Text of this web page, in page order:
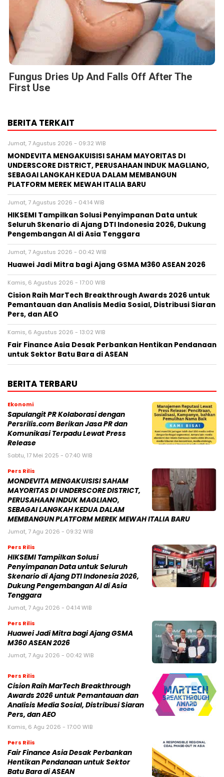
Fungus Dries Up And Falls Off After The
First Use
BERITA TERKAIT
Jumat, 7 Agustus 2026 - 09:32 WIB
MONDEVITA MENGAKUISISI SAHAM MAYORITAS DI
UNDERSCORE DISTRICT, PERUSAHAAN INDUK MAGLIANO,
SEBAGAI LANGKAH KEDUA DALAM MEMBANGUN
PLATFORM MEREK MEWAH ITALIA BARU
Jumat, 7 Agustus 2026 - 04:14 WIB
HIKSEMI Tampilkan Solusi Penyimpanan Data untuk
Seluruh Skenario di Ajang DTI Indonesia 2026, Dukung
Pengembangan AI di Asia Tenggara
Jumat, 7 Agustus 2026 - 00:42 WIB
Huawei Jadi Mitra bagi Ajang GSMA M360 ASEAN 2026
Kamis, 6 Agustus 2026 - 17:00 WIB
Cision Raih MarTech Breakthrough Awards 2026 untuk
Pemantauan dan Analisis Media Sosial, Distribusi Siaran
Pers, dan AEO
Kamis, 6 Agustus 2026 - 13:02 WIB
Fair Finance Asia Desak Perbankan Hentikan Pendanaan
untuk Sektor Batu Bara di ASEAN
BERITA TERBARU
Ekonomi
Sapulangit PR Kolaborasi dengan
Persrilis.com Berikan Jasa PR dan
Komunikasi Terpadu Lewat Press
Release
Sabtu, 17 Mei 2025 - 07:40 WIB
Pers Rilis
MONDEVITA MENGAKUISISI SAHAM
MAYORITAS DI UNDERSCORE DISTRICT,
PERUSAHAAN INDUK MAGLIANO,
SEBAGAI LANGKAH KEDUA DALAM
MEMBANGUN PLATFORM MEREK MEWAH ITALIA BARU
Jumat, 7 Agu 2026 - 09:32 WIB
Pers Rilis
HIKSEMI Tampilkan Solusi
Penyimpanan Data untuk Seluruh
Skenario di Ajang DTI Indonesia 2026,
Dukung Pengembangan AI di Asia
Tenggara
Jumat, 7 Agu 2026 - 04:14 WIB
Pers Rilis
Huawei Jadi Mitra bagi Ajang GSMA
M360 ASEAN 2026
Jumat, 7 Agu 2026 - 00:42 WIB
Pers Rilis
Cision Raih MarTech Breakthrough
Awards 2026 untuk Pemantauan dan
Analisis Media Sosial, Distribusi Siaran
Pers, dan AEO
Kamis, 6 Agu 2026 - 17:00 WIB
Pers Rilis
Fair Finance Asia Desak Perbankan
Hentikan Pendanaan untuk Sektor
Batu Bara di ASEAN